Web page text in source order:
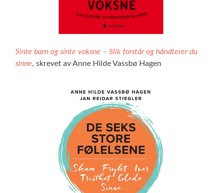
Sinte barn og sinte voksne – Slik forstår og håndterer du
sinne, skrevet av Anne Hilde Vassbø Hagen